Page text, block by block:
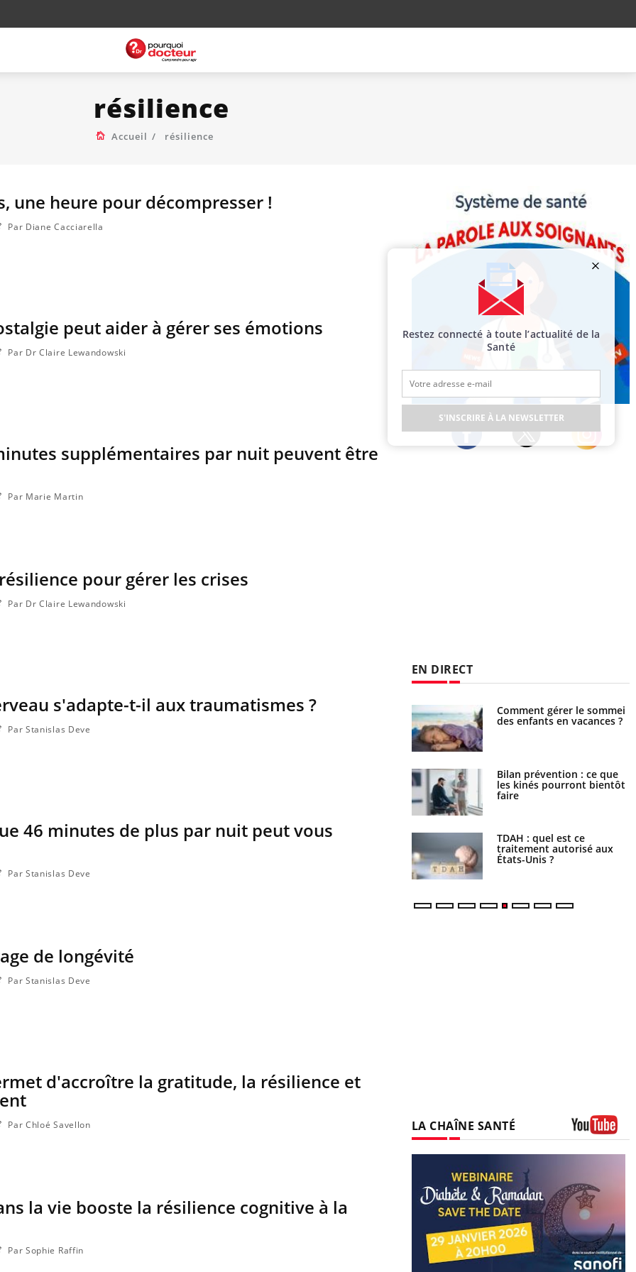
résilience
Accueil résilience
une heure pour décompresser !
Par Diane Cacciarella
peut aider à gérer ses émotions
Par Dr Claire Lewandowski
supplémentaires par nuit peuvent être
Par Marie Martin
pour gérer les crises
Par Dr Claire Lewandowski
s'adapte-t-il aux traumatismes ?
Par Stanislas Deve
46 minutes de plus par nuit peut vous
Par Stanislas Deve
de longévité
Par Stanislas Deve
d'accroître la gratitude, la résilience et
Par Chloé Savellon
la vie booste la résilience cognitive à la
Par Sophie Raffin
EN DIRECT
Grossesse et chaleur : ce
Mordue par une tique en
Mordue par un barracuda,
Allergies alimentaires : une
Comment gérer le sommeil
des enfants en vacances ?
Bilan prévention : ce que
les kinés pourront bientôt
faire
TDAH : quel est ce
traitement autorisé aux
États-Unis ?
LA CHAÎNE SANTÉ
Restez connecté à toute l’actualité de la
Santé
S'INSCRIRE À LA NEWSLETTER